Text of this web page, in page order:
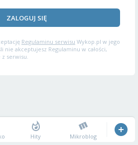
ZALOGUJ SIĘ
Regulaminu serwisu Wykop.pl w jego
nie akceptujesz Regulaminu w całości,
serwisu.
Hity Mikroblog